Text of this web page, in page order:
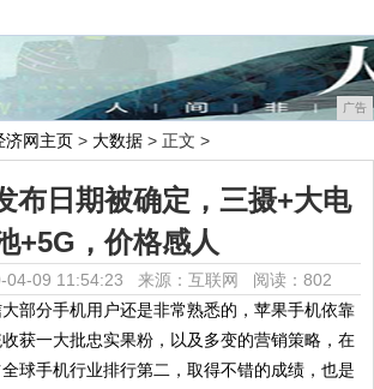
广告
济网主页 > 大数据 > 正文 >
布日期被确定，三摄+大电
+5G，价格感人
04-09 11:54:23 来源：互联网 阅读：802
部分手机用户还是非常熟悉的，苹果手机依靠
获一大批忠实果粉，以及多变的营销策略，在
球手机行业排行第二，取得不错的成绩，也是